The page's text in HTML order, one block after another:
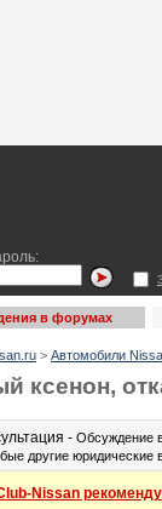
в форумах
> Автомобили
ксенон,
- Обсуждение
другие юридические
Nissan